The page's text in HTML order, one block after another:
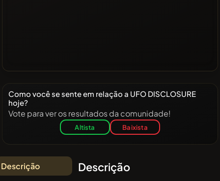
Como você se sente em relação a UFO DISCLOSURE
hoje?
Vote para ver os resultados da comunidade!
Altista Baixista
Descrição Descrição